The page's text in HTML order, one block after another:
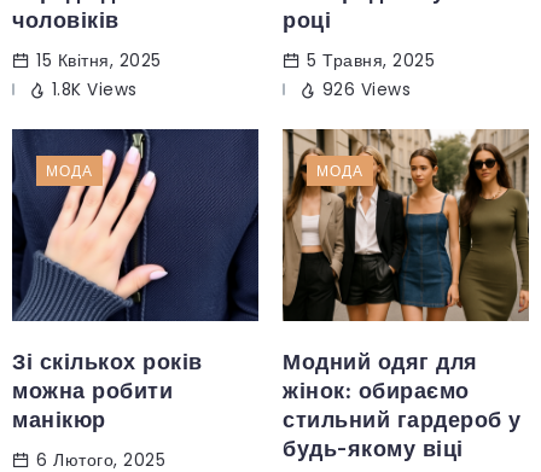
чоловіків
15 Квітня, 2025
1.8K Views
році
5 Травня, 2025
926 Views
МОДА
Зі скількох років
можна робити
манікюр
6 Лютого, 2025
МОДА
Модний одяг для
жінок: обираємо
стильний гардероб у
будь-якому віці